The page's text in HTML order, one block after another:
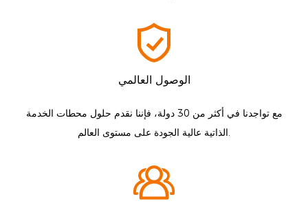
الوصول العالمي
مع تواجدنا في أكثر من 30 دولة، فإننا نقدم حلول محطات الخدمة
الذاتية عالية الجودة على مستوى العالم.